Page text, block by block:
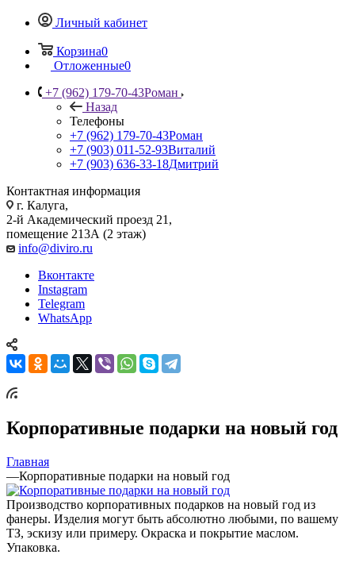
Личный кабинет
Корзина0
Отложенные0
+7 (962) 179-70-43Роман
Назад
Телефоны
+7 (962) 179-70-43Роман
+7 (903) 011-52-93Виталий
+7 (903) 636-33-18Дмитрий
Контактная информация
г. Калуга,
2-й Академический проезд 21,
помещение 213А (2 этаж)
info@diviro.ru
Вконтакте
Instagram
Telegram
WhatsApp
Корпоративные подарки на новый год
Главная
—Корпоративные подарки на новый год
Производство корпоративных подарков на новый год из
фанеры. Изделия могут быть абсолютно любыми, по вашему
ТЗ, эскизу или примеру. Окраска и покрытие маслом.
Упаковка.